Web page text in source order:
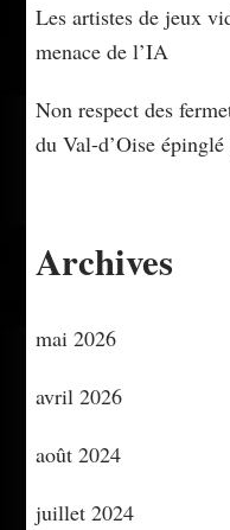
Les artistes de jeux
menace de l’IA
Non respect des
du Val-d’Oise
Archives
mai 2026
avril 2026
août 2024
juillet 2024